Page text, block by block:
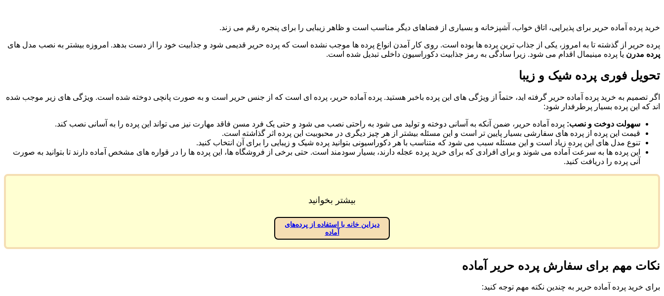
خرید پرده آماده حریر برای پذیرایی، اتاق خواب، آشپزخانه و بسیاری از فضاهای دیگر مناسب است و ظاهر زیبایی را برای پنجره رقم می زند.
پرده حریر از گذشته تا به امروز، یکی از جذاب ترین پرده ها بوده است. روی کار آمدن انواع پرده ها موجب نشده است که پرده حریر قدیمی شود و جذابیت خود را از دست بدهد. امروزه بیشتر به نصب مدل های
پرده مدرن یا پرده مینیمال اقدام می شود. زیرا سادگی به رمز جذابیت دکوراسیون داخلی تبدیل شده است.
تحویل فوری پرده شیک و زیبا
اگر تصمیم به خرید پرده آماده حریر گرفته اید، حتماً از ویژگی های این پرده باخبر هستید. پرده آماده حریر، پرده ای است که از جنس حریر است و به صورت پانچی دوخته شده است. ویژگی های زیر موجب شده
اند که این پرده بسیار پرطرفدار شود:
سهولت دوخت و نصب: پرده آماده حریر، ضمن آنکه به آسانی دوخته و تولید می شود به راحتی نصب می شود و حتی یک فرد مسن فاقد مهارت نیز می تواند این پرده را به آسانی نصب کند.
قیمت این پرده از پرده های سفارشی بسیار پایین تر است و این مسئله بیشتر از هر چیز دیگری در محبوبیت این پرده اثر گذاشته است.
تنوع مدل های این پرده زیاد است و این مسئله سبب می شود که متناسب با هر دکوراسیونی بتوانید پرده شیک و زیبایی را برای آن انتخاب کنید.
این پرده ها به سرعت آماده می شوند و برای افرادی که برای خرید پرده عجله دارند، بسیار سودمند است. حتی برخی از فروشگاه ها، این پرده ها را در قواره های مشخص آماده دارند تا بتوانید به صورت
آنی پرده را دریافت کنید.
بیشتر بخوانید
دیزاین خانه با استفاده از پرده‌های
آماده
نکات مهم برای سفارش پرده حریر آماده
برای خرید پرده آماده حریر به چندین نکته مهم توجه کنید: